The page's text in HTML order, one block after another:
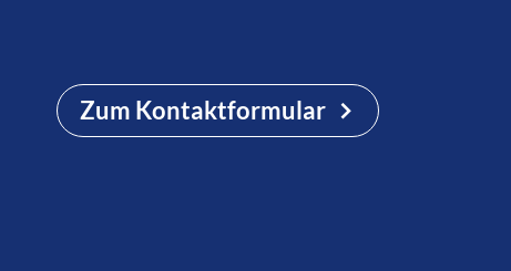
Zum Kontaktformular